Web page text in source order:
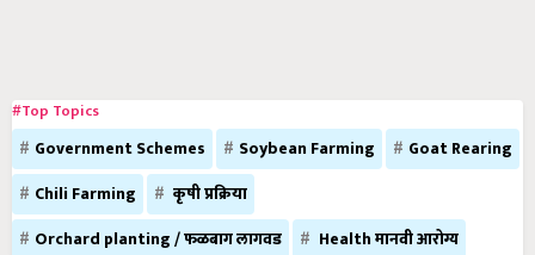
#Top Topics
Government Schemes Soybean Farming
Goat Rearing
Chili Farming
कृषी प्रक्रिया
Orchard planting / फळबाग लागवड
Health मानवी आरोग्य